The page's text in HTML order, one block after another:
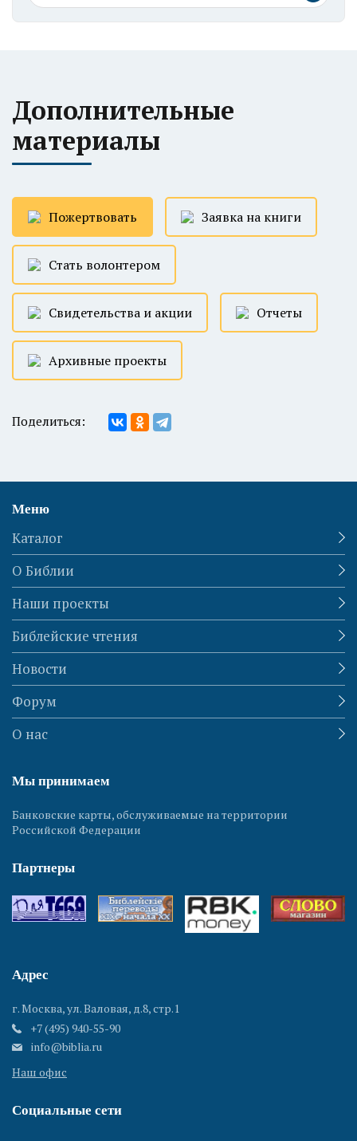
Дополнительные
материалы
Пожертвовать Заявка на книги
Стать волонтером
Свидетельства и акции Отчеты
Архивные проекты
Поделиться:
Меню
Каталог
О Библии
Наши проекты
Библейские чтения
Новости
Форум
О нас
Мы принимаем
Банковские карты, обслуживаемые на территории
Российской Федерации
Партнеры
Адрес
г. Москва, ул. Валовая, д.8, стр.1
+7 (495) 940-55-90
info@biblia.ru
Наш офис
Социальные сети